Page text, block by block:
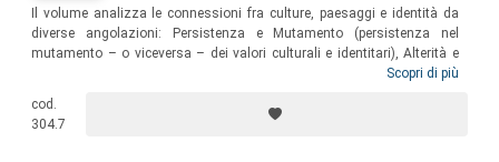
Il volume analizza le connessioni fra culture, paesaggi e identità da
diverse angolazioni: Persistenza e Mutamento (persistenza nel
mutamento – o viceversa – dei valori culturali e identitari), Alterità e
Deformazione (“deformazione” di valori e paesaggi a opera di culture
immateriali di “generi di vita” distanti dalla cultura urbano-industriale).
Il turismo culturale “minore” è visto come fruizione e condivisione delle
Scopri di più
cod.
304.7